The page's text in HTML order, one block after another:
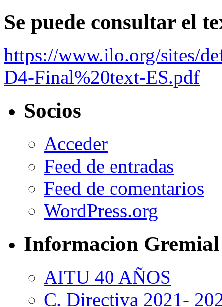
Se puede consultar el
https://www.ilo.org/sites/
D4-Final%20text-ES.pdf
Socios
Acceder
Feed de entradas
Feed de comentarios
WordPress.org
Informacion Gremial
AITU 40 AÑOS
C. Directiva 2021-